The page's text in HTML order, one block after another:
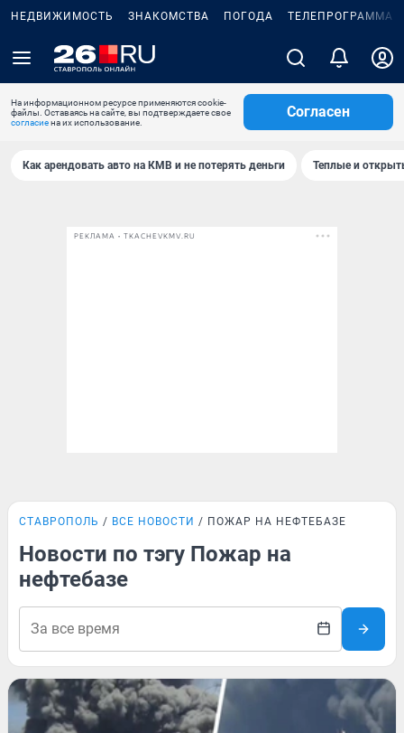
НЕДВИЖИМОСТЬ ЗНАКОМСТВА ПОГОДА ТЕЛЕПРОГРАММА
На информационном ресурсе применяются cookie-
файлы. Оставаясь на сайте, вы подтверждаете свое
согласиена их использование.
Согласен
Как арендовать авто на КМВ и не потерять деньги Теплые и
РЕКЛАМА • TKACHEVKMV.RU
СТАВРОПОЛЬ ВСЕ НОВОСТИ ПОЖАР НА НЕФТЕБАЗЕ
Новости по тэгу Пожар на
нефтебазе